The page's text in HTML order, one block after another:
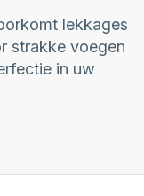
lekkages
strakke voegen
in uw